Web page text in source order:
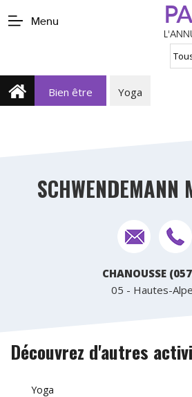
Menu
Bien être Yoga
SCHWENDEMANN
CHANOUSSE
05 - Hautes-
Découvrez d'autres
Yoga